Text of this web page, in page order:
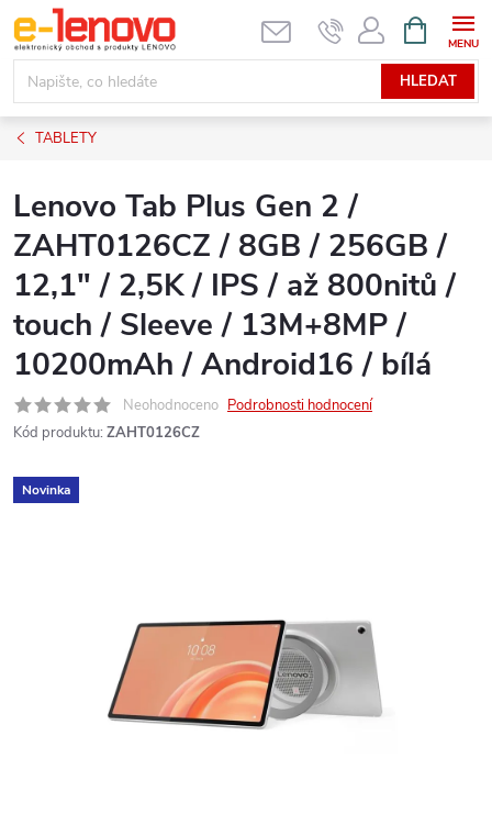
Přejít
na
obsah
HLEDAT
NÁKUPNÍ
KOŠÍK
TABLETY
Lenovo Tab Plus Gen 2 /
ZAHT0126CZ / 8GB / 256GB /
12,1" / 2,5K / IPS / až 800nitů /
touch / Sleeve / 13M+8MP /
10200mAh / Android16 / bílá
Neohodnoceno Podrobnosti hodnocení
Kód produktu: ZAHT0126CZ
Novinka